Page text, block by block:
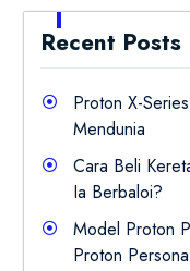
Recent Posts
Proton X-
Mendunia
Cara Beli
Ia Berbaloi?
Model Proton
Proton Persona